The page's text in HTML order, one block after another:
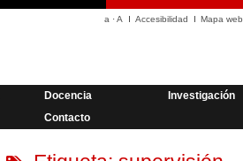
a ·A Accesibilidad Mapa web
Docencia Investigación
Contacto